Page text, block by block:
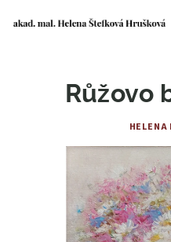
Růžovo
HELENA